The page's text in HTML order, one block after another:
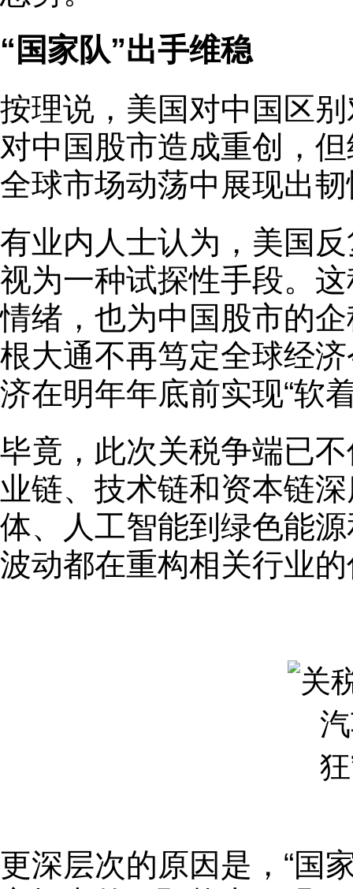
“国家队”出手维稳
按理说，美国对中国区
对中国股市造成重创，
全球市场动荡中展现出
有业内人士认为，美国
视为一种试探性手段。
情绪，也为中国股市的
根大通不再笃定全球经
济在明年年底前实现“软
毕竟，此次关税争端已
业链、技术链和资本链
体、人工智能到绿色能
波动都在重构相关行业
更深层次的原因是，“国